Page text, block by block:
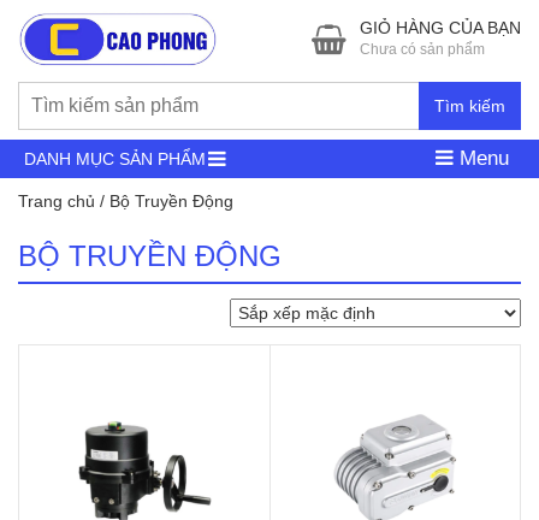
Tìm kiếm
GIỎ HÀNG CỦA BẠN
Chưa có sản phẩm
DANH MỤC SẢN PHẨM Menu
Trang chủ / Bộ Truyền Động
BỘ TRUYỀN ĐỘNG